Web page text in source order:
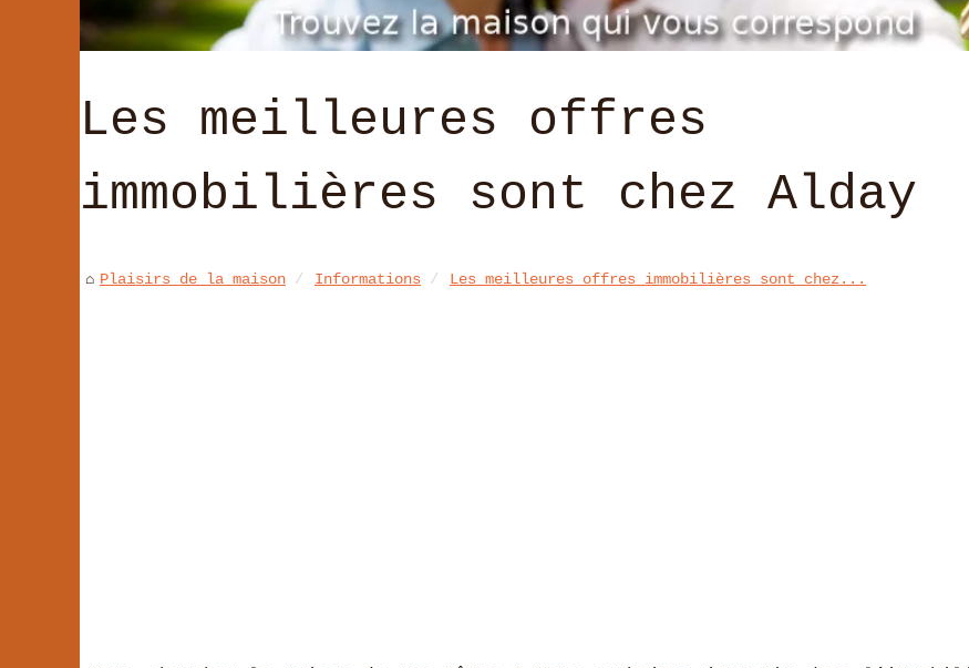
Les meilleures offres
immobilières sont chez Alday
Plaisirs de la maison Informations Les meilleures offres immobilières sont chez...